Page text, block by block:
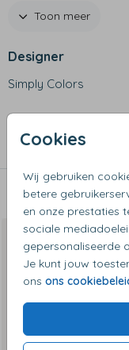
Cookies
Wij gebruiken
betere
en onze prestaties
sociale
gepersonaliseerde
Je kunt jouw
ons ons
- Niet geschikt voor
- Maat kind: 6-12 jaar
- Maat volwassenen:
Toon meer
Designer
Simply Colors
Collectie
Kookschorten
Dit vind je